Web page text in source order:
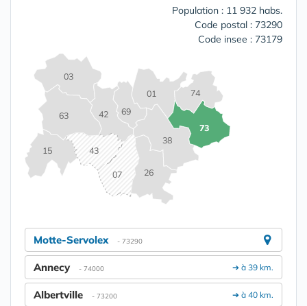
Population : 11 932 habs.
Code postal : 73290
Code insee : 73179
01
03
07
15
26
38
42
43
63
69
73
74
Motte-Servolex - 73290
➔ à 39 km.
Annecy - 74000
➔ à 40 km.
Albertville - 73200